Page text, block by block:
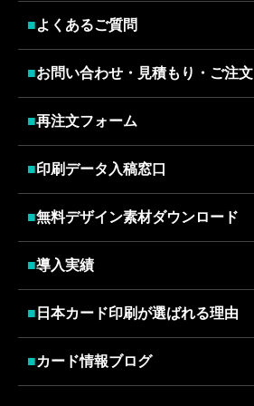
■よくあるご質問
■お問い合わせ・見積もり・ご注文
■再注文フォーム
■印刷データ入稿窓口
■無料デザイン素材ダウンロード
■導入実績
■ 日本カード印刷が選ばれる理由
■カード情報ブログ